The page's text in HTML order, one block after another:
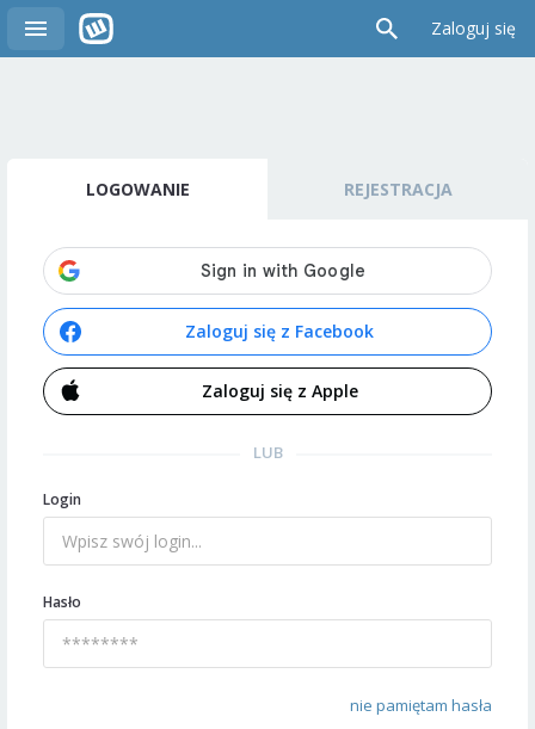
Zaloguj się
LOGOWANIE REJESTRACJA
Zaloguj się z Facebook
Zaloguj się z Apple
LUB
Login
Hasło
nie pamiętam hasła